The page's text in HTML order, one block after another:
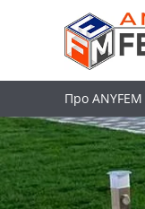
Про ANYFEM